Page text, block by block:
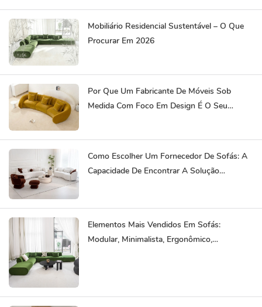
Mobiliário Residencial Sustentável – O Que
Procurar Em 2026
Por Que Um Fabricante De Móveis Sob
Medida Com Foco Em Design É O Seu
Como Escolher Um Fornecedor De Sofás: A
Capacidade De Encontrar A Solução
Elementos Mais Vendidos Em Sofás:
Modular, Minimalista, Ergonômico,